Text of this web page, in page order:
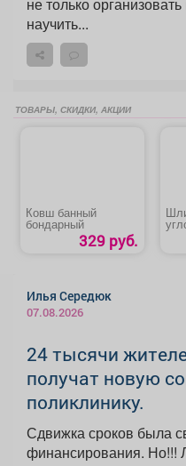
научить...
ТОВАРЫ, СКИДКИ, АКЦИИ
Ковш банный
бондарный
329 руб.
Илья Середюк
07.08.2026
24 тысячи
получат новую
поликлинику.
Сдвижка сроков была
финансирования. Но!!! Люди ждут поликлинику, она